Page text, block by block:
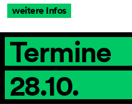
AGB
Datenschutz
Barrierefreiheitserklärung
weitere Infos
Termine
28.10.